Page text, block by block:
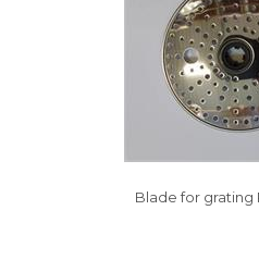
Blade for grating